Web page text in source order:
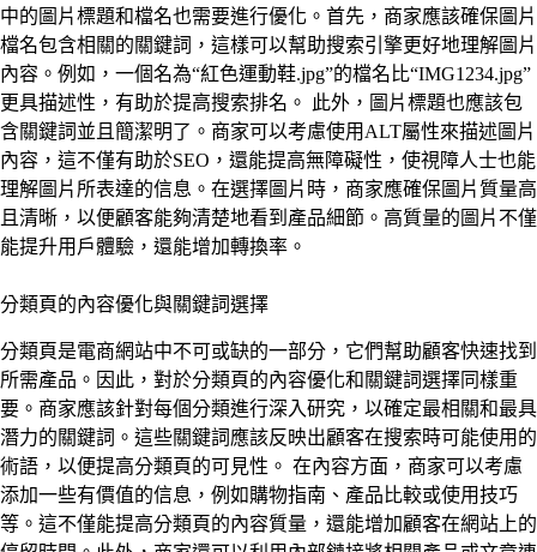
中的圖片標題和檔名也需要進行優化。首先，商家應該確保圖片
檔名包含相關的關鍵詞，這樣可以幫助搜索引擎更好地理解圖片
內容。例如，一個名為“紅色運動鞋.jpg”的檔名比“IMG1234.jpg”
更具描述性，有助於提高搜索排名。 此外，圖片標題也應該包
含關鍵詞並且簡潔明了。商家可以考慮使用ALT屬性來描述圖片
內容，這不僅有助於SEO，還能提高無障礙性，使視障人士也能
理解圖片所表達的信息。在選擇圖片時，商家應確保圖片質量高
且清晰，以便顧客能夠清楚地看到產品細節。高質量的圖片不僅
能提升用戶體驗，還能增加轉換率。
分類頁的內容優化與關鍵詞選擇
分類頁是電商網站中不可或缺的一部分，它們幫助顧客快速找到
所需產品。因此，對於分類頁的內容優化和關鍵詞選擇同樣重
要。商家應該針對每個分類進行深入研究，以確定最相關和最具
潛力的關鍵詞。這些關鍵詞應該反映出顧客在搜索時可能使用的
術語，以便提高分類頁的可見性。 在內容方面，商家可以考慮
添加一些有價值的信息，例如購物指南、產品比較或使用技巧
等。這不僅能提高分類頁的內容質量，還能增加顧客在網站上的